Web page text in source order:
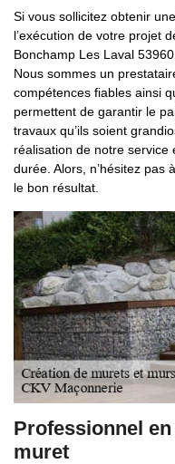
Si vous sollicitez obtenir
l’exécution de votre projet
Bonchamp Les Laval
Nous sommes un
compétences fiables ainsi
permettent de garantir le
travaux qu’ils soient
réalisation de notre
durée. Alors, n’hésitez pas
le bon résultat.
Professionnel
muret